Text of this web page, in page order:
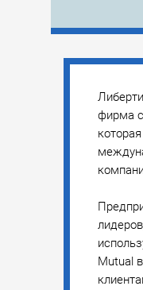
фирма с
Mutual